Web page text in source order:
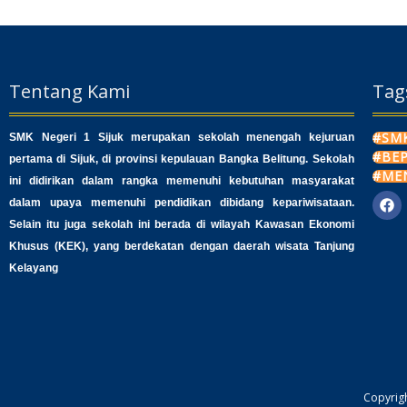
Tentang Kami
SMK Negeri 1 Sijuk merupakan sekolah menengah kejuruan
pertama di Sijuk, di provinsi kepulauan Bangka Belitung. Sekolah
ini didirikan dalam rangka memenuhi kebutuhan masyarakat
dalam upaya memenuhi pendidikan dibidang kepariwisataan.
Selain itu juga sekolah ini berada di wilayah Kawasan Ekonomi
Khusus (KEK), yang berdekatan dengan daerah wisata Tanjung
Kelayang
F
a